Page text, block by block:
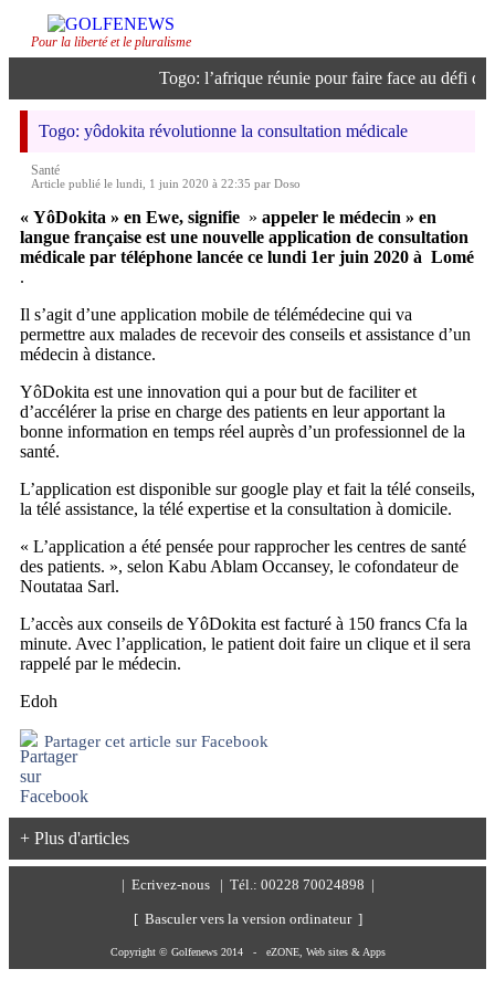
Pour la liberté et le pluralisme
Togo: l’afrique réunie pour faire face au défi
Togo: yôdokita révolutionne la consultation médicale
Santé
Article publié le lundi, 1 juin 2020 à 22:35 par Doso
« YôDokita » en Ewe, signifie » appeler le médecin » en
langue française est une nouvelle application de consultation
médicale par téléphone lancée ce lundi 1er juin 2020 à Lomé
.
Il s’agit d’une application mobile de télémédecine qui va
permettre aux malades de recevoir des conseils et assistance d’un
médecin à distance.
YôDokita est une innovation qui a pour but de faciliter et
d’accélérer la prise en charge des patients en leur apportant la
bonne information en temps réel auprès d’un professionnel de la
santé.
L’application est disponible sur google play et fait la télé conseils,
la télé assistance, la télé expertise et la consultation à domicile.
« L’application a été pensée pour rapprocher les centres de santé
des patients. », selon Kabu Ablam Occansey, le cofondateur de
Noutataa Sarl.
L’accès aux conseils de YôDokita est facturé à 150 francs Cfa la
minute. Avec l’application, le patient doit faire un clique et il sera
rappelé par le médecin.
Edoh
Partager cet article sur Facebook
+ Plus d'articles
Ecrivez-nous | Tél.: 00228 70024898 |
[ Basculer vers la version ordinateur ]
Copyright © Golfenews 2014 - eZONE, Web sites & Apps